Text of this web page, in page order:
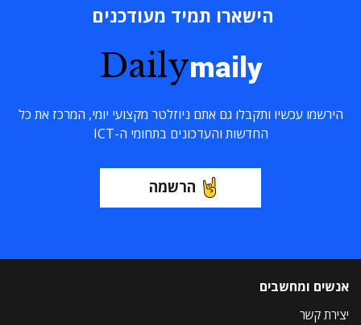
הישארו תמיד מעודכנים
Dailymaily
הירשמו עכשיו ותקבלו גם אתם ניוזלטר מקצועי יומי, המרכז את כל
החדשות והעדכונים בתחומי ה-ICT
הרשמה
אנשים ומחשבים
יצירת קשר